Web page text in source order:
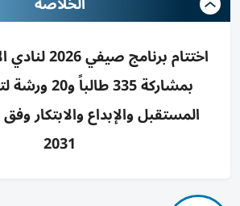
اختتام
بمشاركة 335
المستقبل والإبداع والابتكار
2031